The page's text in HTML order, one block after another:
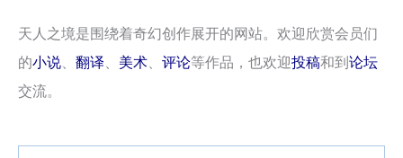
天人之境是围绕着奇幻创作展开的网站。欢迎欣赏会员们
的小说、 翻译、 美术、 评论等作品，也欢迎投稿和到论坛
交流。